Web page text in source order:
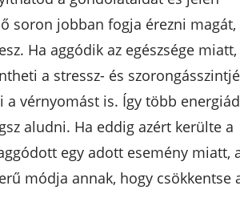
soron jobban fogja érezni magát,
Ha aggódik az egészsége miatt,
a stressz- és
a vérnyomást is. Így több energiád
aludni. Ha eddig azért kerülte a
egy adott esemény miatt,
módja annak, hogy csökkentse